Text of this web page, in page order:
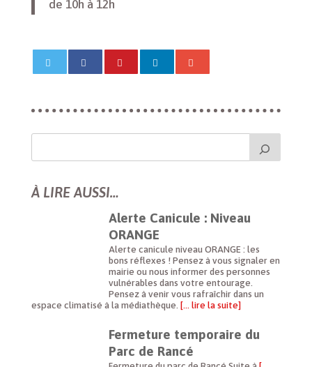
de 10h à 12h
À LIRE AUSSI…
Alerte Canicule : Niveau
ORANGE
Alerte canicule niveau ORANGE : les
bons réflexes ! Pensez à vous signaler en
mairie ou nous informer des personnes
vulnérables dans votre entourage.
Pensez à venir vous rafraîchir dans un
espace climatisé à la médiathèque. [… lire la suite]
Fermeture temporaire du
Parc de Rancé